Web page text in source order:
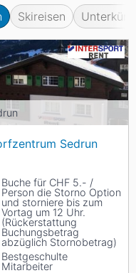
Skireisen
Sedrun
Buche für CHF 5.- /
Person die Storno Option
und storniere bis zum
Vortag um 12 Uhr.
(Rückerstattung
Buchungsbetrag
abzüglich Stornobetrag)
Bestgeschulte
Mitarbeiter